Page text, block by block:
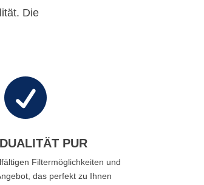
Die

PUR
Filtermöglichkeiten und
das perfekt zu Ihnen